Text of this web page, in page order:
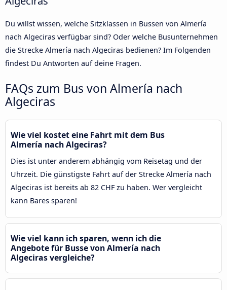
Du willst wissen, welche Sitzklassen in Bussen von Almería
nach Algeciras verfügbar sind? Oder welche Busunternehmen
die Strecke Almería nach Algeciras bedienen? Im Folgenden
findest Du Antworten auf deine Fragen.
FAQs zum Bus von Almería nach
Algeciras
Wie viel kostet eine Fahrt mit dem Bus
Almería nach Algeciras?
Dies ist unter anderem abhängig vom Reisetag und der
Uhrzeit. Die günstigste Fahrt auf der Strecke Almería nach
Algeciras ist bereits ab 82 CHF zu haben. Wer vergleicht
kann Bares sparen!
Wie viel kann ich sparen, wenn ich die
Angebote für Busse von Almería nach
Algeciras vergleiche?